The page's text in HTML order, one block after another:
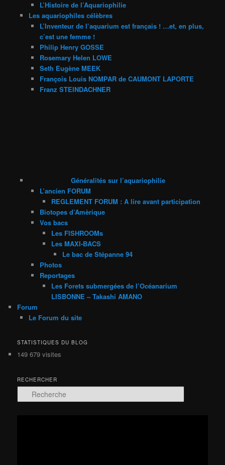
L’Histoire de l’Aquariophilie
Les aquariophiles célèbres
L’Inventeur de l’aquarium est français ! …et, en plus,
c’est une femme !
Philip Henry GOSSE
Rosemary Helen LOWE
Seth Eugène MEEK
François Louis NOMPAR de CAUMONT LAPORTE
Franz STEINDACHNER
Généralités sur l’aquariophilie
L’ancien FORUM
REGLEMENT FORUM : A lire avant participation
Biotopes d’Amèrique
Vos bacs
Les FISHROOMs
Les MAXI-BACS
Le bac de Stépanne 94
Photos
Reportages
Les Forets submergées de l’Océanarium
LISBONNE – Takashi AMANO
Forum
Le Forum du site
STATISTIQUES DU BLOG
149 679 visites
RECHERCHER
e